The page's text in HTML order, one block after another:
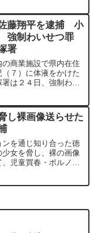
藤翔平を逮捕 小
強制わいせつ罪
署
商業施設で県内在住
７）に体液をかけた
署は２４日、強制わい
し裸画像送らせた
を通じ知り合った徳
女を脅し、裸の画像
児童買春・ポルノ禁